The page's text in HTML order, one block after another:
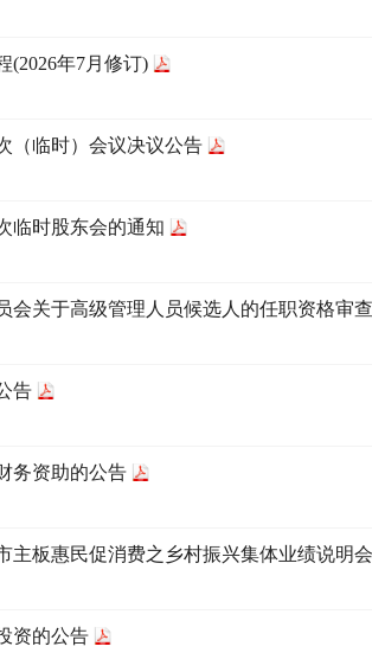
(2026年7月修订)
（临时）会议决议公告
临时股东会的通知
会关于高级管理人员候选人的任职资格审
告
务资助的公告
主板惠民促消费之乡村振兴集体业绩说明
资的公告